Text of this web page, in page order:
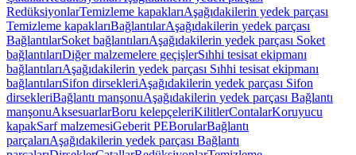
RedüksiyonlarTemizleme kapaklarıAşağıdakilerin yedek parçası
Temizleme kapaklarıBağlantılarAşağıdakilerin yedek parçası
BağlantılarSoket bağlantılarıAşağıdakilerin yedek parçası Soket
bağlantılarıDiğer malzemelere geçişlerSıhhi tesisat ekipmanı
bağlantılarıAşağıdakilerin yedek parçası Sıhhi tesisat ekipmanı
bağlantılarıSifon dirsekleriAşağıdakilerin yedek parçası Sifon
dirsekleriBağlantı manşonuAşağıdakilerin yedek parçası Bağlantı
manşonuAksesuarlarBoru kelepçeleriKilitlerContalarKoruyucu
kapakSarf malzemesiGeberit PEBorularBağlantı
parçalarıAşağıdakilerin yedek parçası Bağlantı